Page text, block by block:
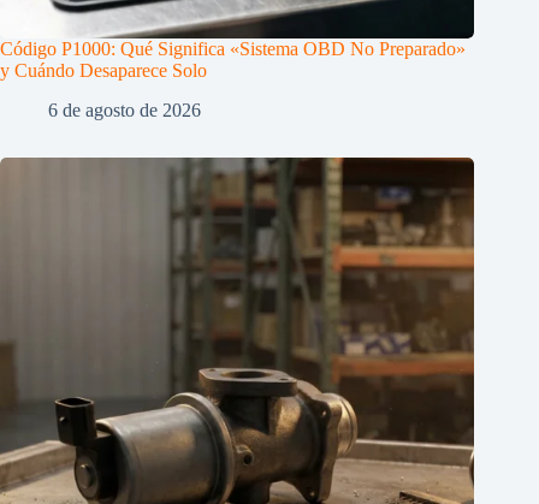
Código P1000: Qué Significa «Sistema OBD No Preparado»
y Cuándo Desaparece Solo
6 de agosto de 2026